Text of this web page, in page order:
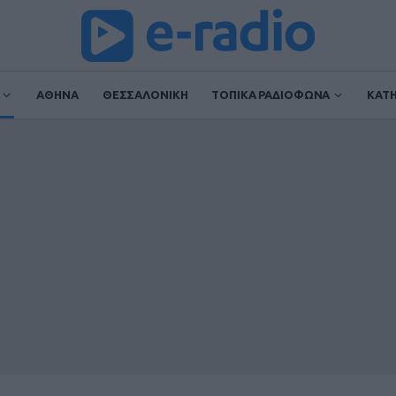
ΑΘΗΝΑ ΘΕΣΣΑΛΟΝΙΚΗ ΤΟΠΙΚΑ ΡΑΔΙΟΦΩΝΑ